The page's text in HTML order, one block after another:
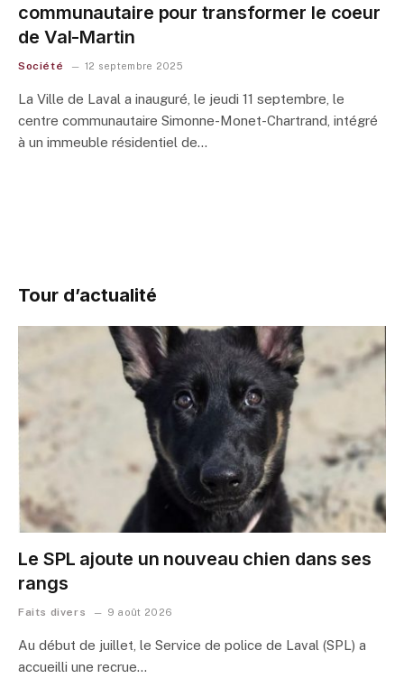
communautaire pour transformer le coeur
de Val-Martin
Société 12 septembre 2025
La Ville de Laval a inauguré, le jeudi 11 septembre, le
centre communautaire Simonne-Monet-Chartrand, intégré
à un immeuble résidentiel de…
Tour d’actualité
Le SPL ajoute un nouveau chien dans ses
rangs
Faits divers 9 août 2026
Au début de juillet, le Service de police de Laval (SPL) a
accueilli une recrue…